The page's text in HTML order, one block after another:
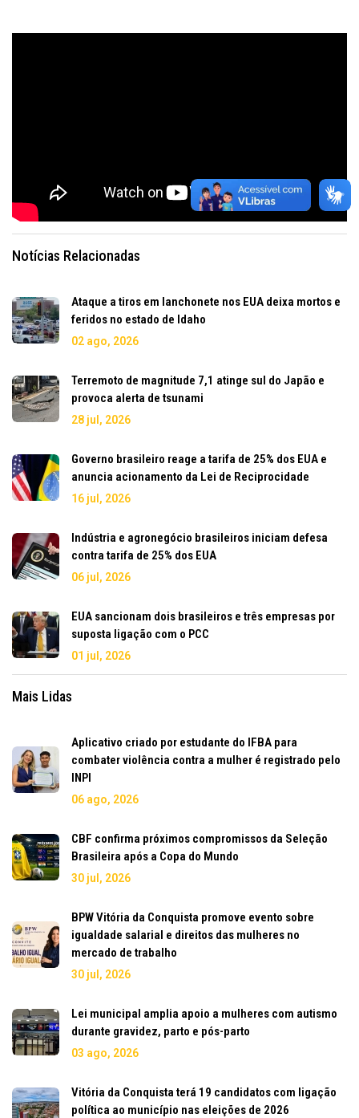
Notícias Relacionadas
Ataque a tiros em lanchonete nos EUA deixa mortos e
feridos no estado de Idaho
02 ago, 2026
Terremoto de magnitude 7,1 atinge sul do Japão e
provoca alerta de tsunami
28 jul, 2026
Governo brasileiro reage a tarifa de 25% dos EUA e
anuncia acionamento da Lei de Reciprocidade
16 jul, 2026
Indústria e agronegócio brasileiros iniciam defesa
contra tarifa de 25% dos EUA
06 jul, 2026
EUA sancionam dois brasileiros e três empresas por
suposta ligação com o PCC
01 jul, 2026
Mais Lidas
Aplicativo criado por estudante do IFBA para
combater violência contra a mulher é registrado pelo
INPI
06 ago, 2026
CBF confirma próximos compromissos da Seleção
Brasileira após a Copa do Mundo
30 jul, 2026
BPW Vitória da Conquista promove evento sobre
igualdade salarial e direitos das mulheres no
mercado de trabalho
30 jul, 2026
Lei municipal amplia apoio a mulheres com autismo
durante gravidez, parto e pós-parto
03 ago, 2026
Vitória da Conquista terá 19 candidatos com ligação
política ao município nas eleições de 2026